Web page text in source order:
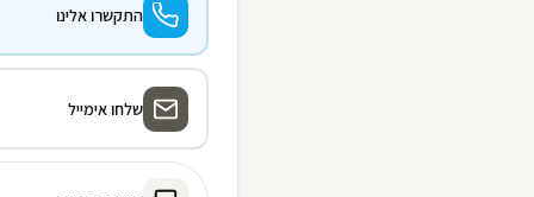
התקשרו אלינו
שלחו אימייל